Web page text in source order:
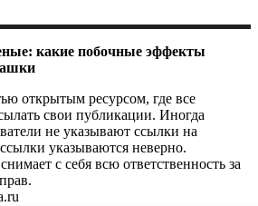
какие побочные эффекты
открытым ресурсом, где все
свои публикации. Иногда
не указывают ссылки на
указываются неверно.
с себя всю ответственность за